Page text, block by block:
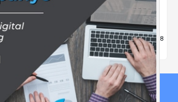
Jiwa Pembelajaran di Tengah Revolusi
11 Mei 2026 |158
Tentang Kami